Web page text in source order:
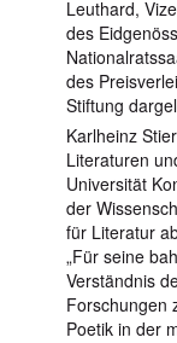
Leuthard,
des
des
Stiftung
Karlheinz
Literaturen
Universität
der
für Literatur
„Für seine
Verständnis
Forschungen
Poetik in der